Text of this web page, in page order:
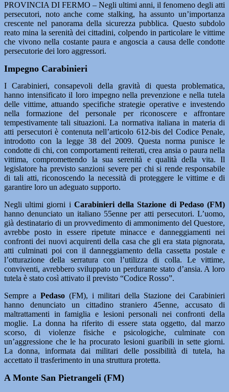
PROVINCIA DI FERMO – Negli ultimi anni, il fenomeno degli atti
persecutori, noto anche come stalking, ha assunto un’importanza
crescente nel panorama della sicurezza pubblica. Questo subdolo
reato mina la serenità dei cittadini, colpendo in particolare le vittime
che vivono nella costante paura e angoscia a causa delle condotte
persecutorie dei loro aggressori.
Impegno Carabinieri
I Carabinieri, consapevoli della gravità di questa problematica,
hanno intensificato il loro impegno nella prevenzione e nella tutela
delle vittime, attuando specifiche strategie operative e investendo
nella formazione del personale per riconoscere e affrontare
tempestivamente tali situazioni. La normativa italiana in materia di
atti persecutori è contenuta nell’articolo 612-bis del Codice Penale,
introdotto con la legge 38 del 2009. Questa norma punisce le
condotte di chi, con comportamenti reiterati, crea ansia o paura nella
vittima, compromettendo la sua serenità e qualità della vita. Il
legislatore ha previsto sanzioni severe per chi si rende responsabile
di tali atti, riconoscendo la necessità di proteggere le vittime e di
garantire loro un adeguato supporto.
Negli ultimi giorni i Carabinieri della Stazione di Pedaso (FM)
hanno denunciato un italiano 55enne per atti persecutori. L’uomo,
già destinatario di un provvedimento di ammonimento del Questore,
avrebbe posto in essere ripetute minacce e danneggiamenti nei
confronti dei nuovi acquirenti della casa che gli era stata pignorata,
atti culminati poi con il danneggiamento della cassetta postale e
l’otturazione della serratura con l’utilizza di colla. Le vittime,
conviventi, avrebbero sviluppato un perdurante stato d’ansia. A loro
tutela è stato così attivato il previsto “Codice Rosso”.
Sempre a Pedaso(FM), i militari della Stazione dei Carabinieri
hanno denunciato un cittadino straniero 45enne, accusato di
maltrattamenti in famiglia e lesioni personali nei confronti della
moglie. La donna ha riferito di essere stata oggetto, dal marzo
scorso, di violenze fisiche e psicologiche, culminate con
un’aggressione che le ha procurato lesioni guaribili in sette giorni.
La donna, informata dai militari delle possibilità di tutela, ha
accettato il trasferimento in una struttura protetta.
A Monte San Pietrangeli (FM)